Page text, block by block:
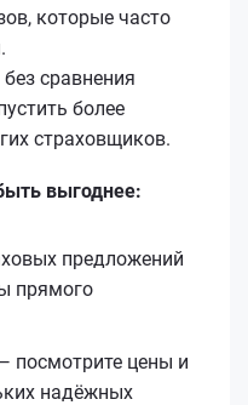
которые часто
сравнения
более
страховщиков.
выгоднее:
предложений
прямого
посмотрите цены и
надёжных